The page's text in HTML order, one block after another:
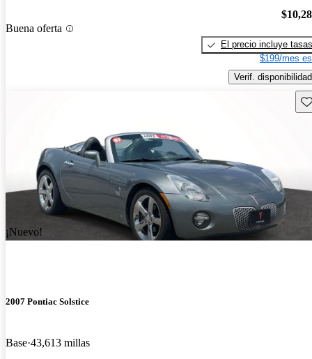
Buena oferta
El precio incluye tasas
$199/mes
Verif. disponibilidad
¡Nuevo!
2007 Pontiac Solstice
Base 43,613 millas